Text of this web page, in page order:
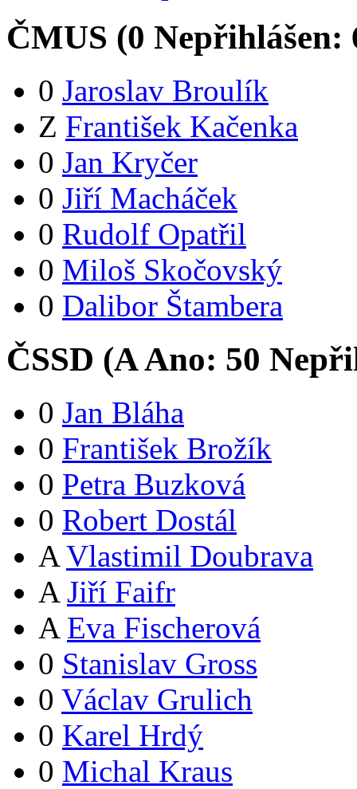
ČMUS (0 Nepřihlášen:
0 Jaroslav Broulík
Z František Kačenka
0 Jan Kryčer
0 Jiří Macháček
0 Rudolf Opatřil
0 Miloš Skočovský
0 Dalibor Štambera
ČSSD (AAno: 50
0 Jan Bláha
0 František Brožík
0 Petra Buzková
0 Robert Dostál
A Vlastimil Doubrava
A Jiří Faifr
A Eva Fischerová
0 Stanislav Gross
0 Václav Grulich
0 Karel Hrdý
0 Michal Kraus